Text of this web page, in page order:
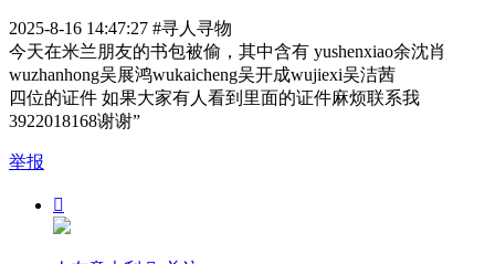
2025-8-16 14:47:27 #寻人寻物
今天在米兰朋友的书包被偷，其中含有 yushenxiao余沈肖
wuzhanhong吴展鸿wukaicheng吴开成wujiexi吴洁茜
四位的证件 如果大家有人看到里面的证件麻烦联系我
3922018168谢谢”
举报
